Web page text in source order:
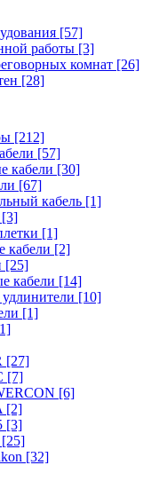
[57]
работы [3]
комнат [26]
[28]
[212]
[57]
кабели [30]
[67]
кабель [1]
[3]
[1]
кабели [2]
[25]
кабели [14]
[10]
[1]
[27]
[7]
[6]
[2]
[3]
[25]
[32]